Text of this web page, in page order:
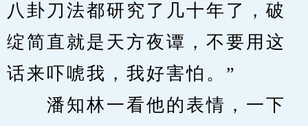
八卦刀法都研究了几十年了，破
绽简直就是天方夜谭，不要用这
话来吓唬我，我好害怕。”
潘知林一看他的表情，一下